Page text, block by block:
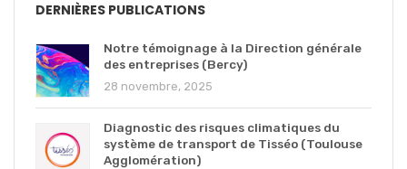
DERNIÈRES PUBLICATIONS
Notre témoignage à la Direction générale
des entreprises (Bercy)
28 novembre, 2025
Diagnostic des risques climatiques du
système de transport de Tisséo (Toulouse
Agglomération)